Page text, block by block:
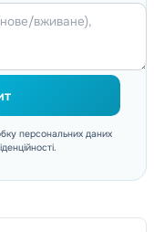
персональних даних